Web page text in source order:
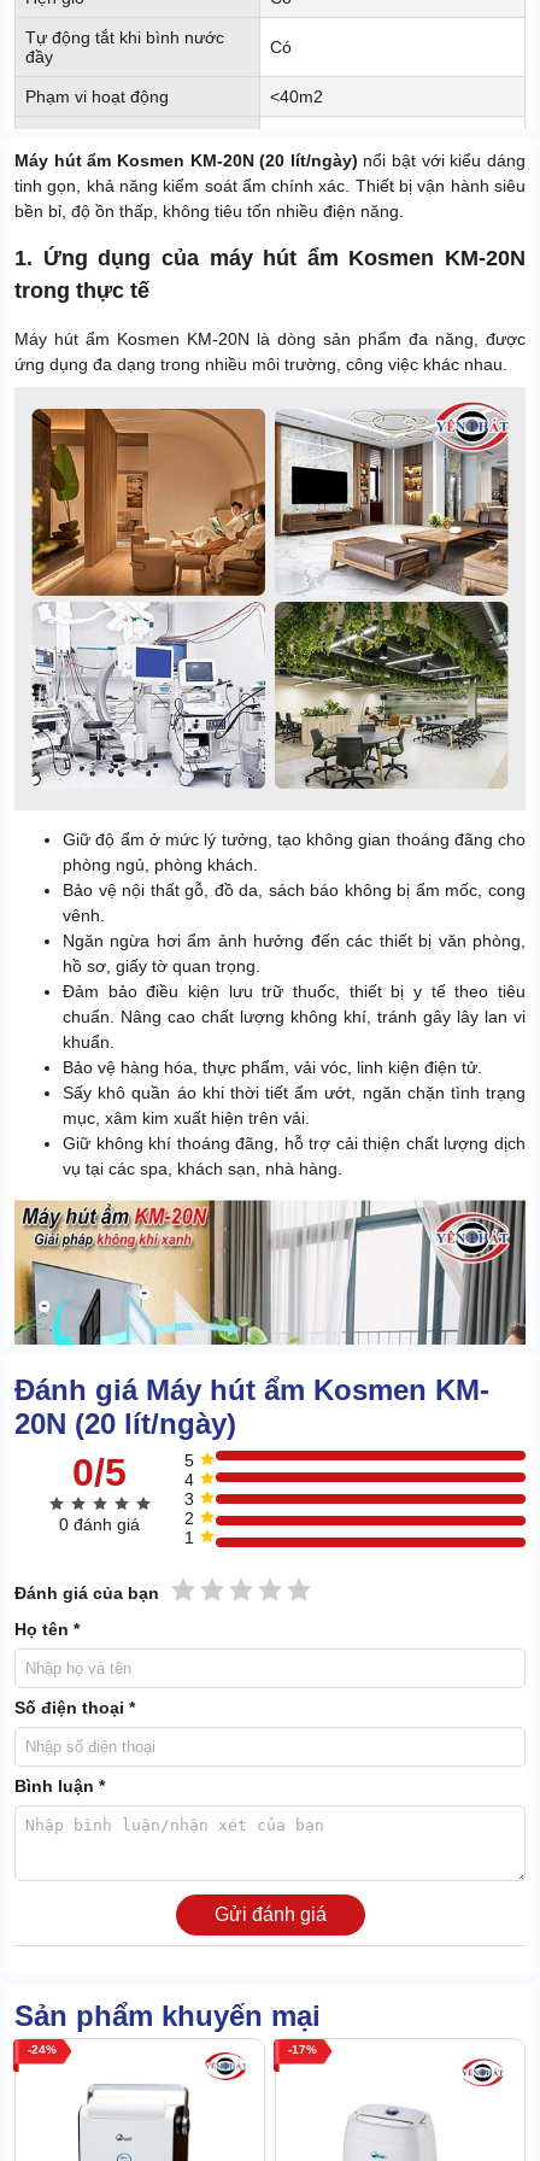
Tự động tắt khi bình nước
đầy
Có
Phạm vi hoạt động <40m2
Độ ồn 41dB
Kích thước sản phẩm 316 x 213 x 508mm
Trọng lượng sản phẩm 11.5Kg
Xuất xứ
Điện áp 220V - 50Hz
Máy hút ẩm Kosmen KM-20N (20 lít/ngày) nổi bật với kiểu dáng
tinh gọn, khả năng kiểm soát ẩm chính xác. Thiết bị vận hành siêu
bền bỉ, độ ồn thấp, không tiêu tốn nhiều điện năng.
1. Ứng dụng của máy hút ẩm Kosmen KM-20N
trong thực tế
Máy hút ẩm Kosmen KM-20N là dòng sản phẩm đa năng, được
ứng dụng đa dạng trong nhiều môi trường, công việc khác nhau.
Giữ độ ẩm ở mức lý tưởng, tạo không gian thoáng đãng cho
phòng ngủ, phòng khách.
Bảo vệ nội thất gỗ, đồ da, sách báo không bị ẩm mốc, cong
vênh.
Ngăn ngừa hơi ẩm ảnh hưởng đến các thiết bị văn phòng,
hồ sơ, giấy tờ quan trọng.
Đảm bảo điều kiện lưu trữ thuốc, thiết bị y tế theo tiêu
chuẩn. Nâng cao chất lượng không khí, tránh gây lây lan vi
khuẩn.
Bảo vệ hàng hóa, thực phẩm, vải vóc, linh kiện điện tử.
Sấy khô quần áo khi thời tiết ẩm ướt, ngăn chặn tình trạng
mục, xâm kim xuất hiện trên vải.
Giữ không khí thoáng đãng, hỗ trợ cải thiện chất lượng dịch
vụ tại các spa, khách sạn, nhà hàng.
XEM THÊM:
2. Những chi tiết ưu việt của máy hút ẩm Kosmen
KM-20N
Năng lực hút ẩm siêu nhanh, ổn định
cho tốc độ hút ẩm siêu nhanh.
Ngay khi khởi động, thiết bị chỉ mất 2-3 phút để đạt trạng thái ẩm
Đánh giá Máy hút ẩm Kosmen KM-
20N (20 lít/ngày)
0/5
0 đánh giá
5
4
3
2
1
Đánh giá của bạn 5 sao
4 sao
3 sao
2 sao
1 sao
Họ tên *
Số điện thoại *
Bình luận *
Gửi đánh giá
Sản phẩm khuyến mại
24 17